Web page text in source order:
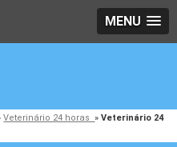
MENU
Veterinário 24 horas»Veterinário 24